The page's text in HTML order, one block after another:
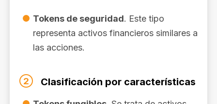
Tokens de seguridad. Este tipo
representa activos financieros similares a
las acciones.
2 Clasificación por características